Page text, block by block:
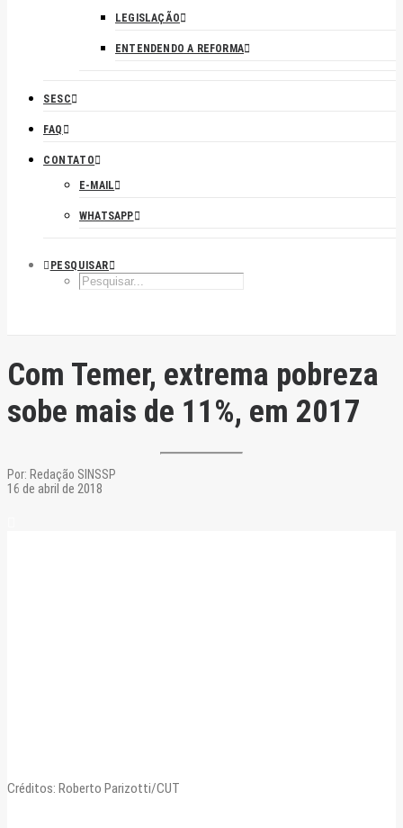
LEGISLAÇÃO
ENTENDENDO A REFORMA
SESC
FAQ
CONTATO
E-MAIL
WHATSAPP
PESQUISAR
Com Temer, extrema pobreza
sobe mais de 11%, em 2017
Por: Redação SINSSP
16 de abril de 2018
Créditos: Roberto Parizotti/CUT